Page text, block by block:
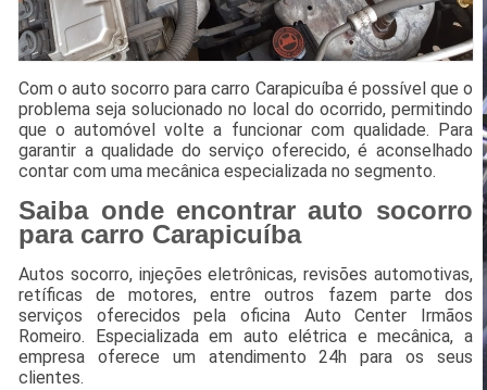
Com o auto socorro para carro Carapicuíba é possível que o
problema seja solucionado no local do ocorrido, permitindo
que o automóvel volte a funcionar com qualidade. Para
garantir a qualidade do serviço oferecido, é aconselhado
contar com uma mecânica especializada no segmento.
Saiba onde encontrar auto socorro
para carro Carapicuíba
Autos socorro, injeções eletrônicas, revisões automotivas,
retíficas de motores, entre outros fazem parte dos
serviços oferecidos pela oficina Auto Center Irmãos
Romeiro. Especializada em auto elétrica e mecânica, a
empresa oferece um atendimento 24h para os seus
clientes.